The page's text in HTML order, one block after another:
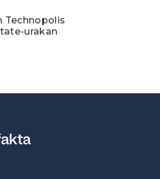
Technopolis
urakan